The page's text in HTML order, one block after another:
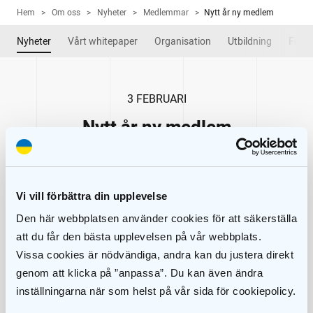
Vi vill förbättra din upplevelse
Den här webbplatsen använder cookies för att säkerställa
att du får den bästa upplevelsen på vår webbplats.
Vissa cookies är nödvändiga, andra kan du justera direkt
genom att klicka på ”anpassa”. Du kan även ändra
inställningarna när som helst på vår sida för cookiepolicy.
Nyheter Vårt whitepaper Organisation Utbildning
Hem > Om oss > Nyheter > Medlemmar > Nytt år ny medlem
3 FEBRUARI
Nytt år ny medlem